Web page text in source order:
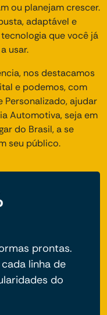
ou planejam crescer.
adaptável e
que você já
usar.
nos destacamos
e podemos, com
ajudar
Automotiva, seja em
do Brasil, a se
seu público.
prontas.
linha de
do